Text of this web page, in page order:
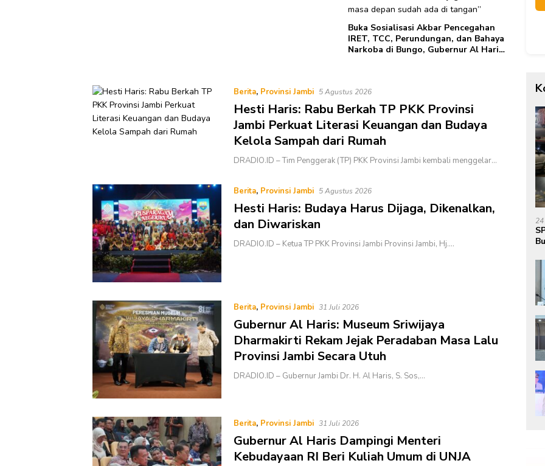
Buka Sosialisasi Akbar Pencegahan
IRET, TCC, Perundungan, dan Bahaya
Narkoba di Bungo, Gubernur Al Haris:
Berita, Provinsi Jambi 5 Agustus 2026
Hesti Haris: Rabu Berkah TP PKK Provinsi
Jambi Perkuat Literasi Keuangan dan Budaya
Kelola Sampah dari Rumah
DRADIO.ID – Tim Penggerak (TP) PKK Provinsi Jambi kembali menggelar…
Berita, Provinsi Jambi 5 Agustus 2026
Hesti Haris: Budaya Harus Dijaga, Dikenalkan,
dan Diwariskan
DRADIO.ID – Ketua TP PKK Provinsi Jambi Provinsi Jambi, Hj….
Berita, Provinsi Jambi 31 Juli 2026
Gubernur Al Haris: Museum Sriwijaya
Dharmakirti Rekam Jejak Peradaban Masa Lalu
Provinsi Jambi Secara Utuh
DRADIO.ID – Gubernur Jambi Dr. H. Al Haris, S. Sos,…
Berita, Provinsi Jambi 31 Juli 2026
Gubernur Al Haris Dampingi Menteri
Kebudayaan RI Beri Kuliah Umum di UNJA